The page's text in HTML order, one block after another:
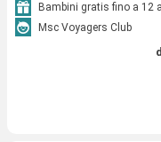
Bambini gratis fino a 12
Msc Voyagers Club